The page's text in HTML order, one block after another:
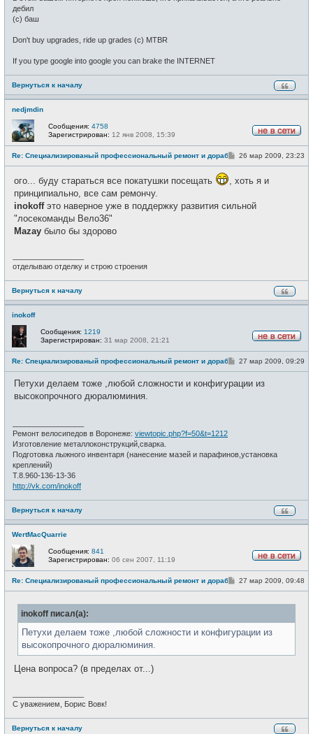
дебил
(c) баш
Don't buy upgrades, ride up grades (c) MTBR
If you type google into google you can brake the INTERNET
Вернуться к началу
nedjmdin
в
с
Сообщения: 4758
Зарегистрирован: 12 янв 2008, 15:39
Re: Специализированый профессиональный ремонт и доработка велоси
С
б
н
26 мар 2009, 23:23
ого... буду стараться все покатушки посещать
, хоть я и
принципиально, все сам ремончу.
inokoffэто наверное уже в поддержку развития сильной
"лосекоманды Вело36"
Mazay было бы здорово
отделываю отделку и строю строения
Вернуться к началу
inokoff
в
с
Сообщения: 1219
Зарегистрирован: 31 мар 2008, 21:21
Re: Специализированый профессиональный ремонт и доработка велоси
С
б
27 мар 2009, 09:29
Петухи делаем тоже ,любой сложности и конфигурации из
высокопрочного дюралюминия.
Ремонт велосипедов в Воронеже: viewtopic.php?f=50&t=1212
Изготовление металлоконструкций,сварка.
Подготовка лыжного инвентаря (нанесение мазей и парафинов,установка
креплений)
Т.8.960-136-13-36
http://vk.com/inokoff
Вернуться к началу
WertMacQuarrie
в
с
Сообщения: 841
Зарегистрирован: 06 сен 2007, 11:19
Re: Специализированый профессиональный ремонт и доработка велоси
С
б
е
н
и
27 мар 2009, 09:48
inokoff писал(а):
Петухи делаем тоже ,любой сложности и конфигурации из
высокопрочного дюралюминия.
Цена вопроса? (в пределах от...)
С уважением, Борис Вовк!
Вернуться к началу